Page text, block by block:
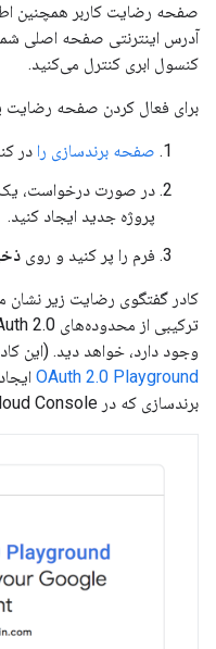
صفحه رضایت کاربر همچنین
آدرس اینترنتی صفحه اصلی شما
کنسول ابری کنترل می‌کنید.
برای فعال کردن صفحه رضایت
صفحه برندسازی را در
در صورت درخواست، یک
پروژه جدید ایجاد کنید.
فرم را پر کنید و روی
کادر گفتگوی رضایت زیر نشان
وجود دارد، خواهد دید. (این
OAuth 2.0 Playground
برندسازی که در Cloud Console تنظیم می‌شود، نمی‌شود.)